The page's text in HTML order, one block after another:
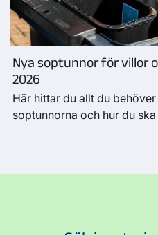
Nya soptunnor för villor
2026
Här hittar du allt du
soptunnorna och hur du